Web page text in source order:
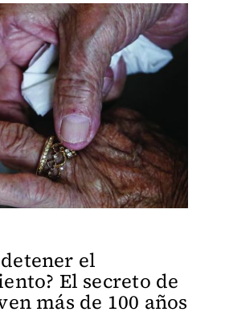
el
El secreto de
más de 100 años